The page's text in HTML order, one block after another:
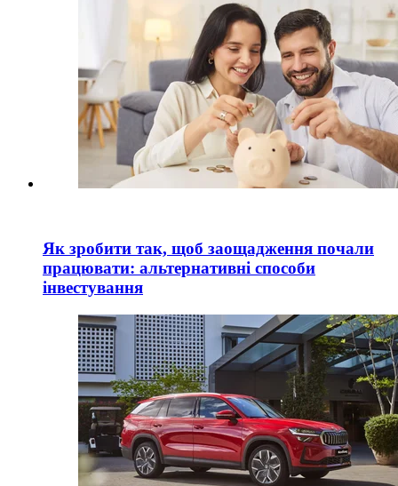
Як зробити так, щоб заощадження почали
працювати: альтернативні способи
інвестування